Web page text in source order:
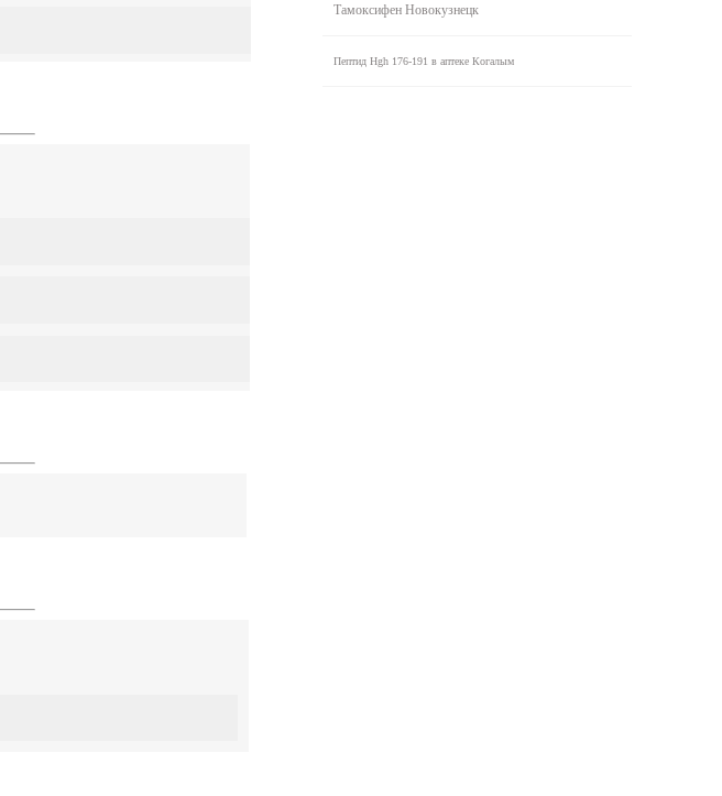
Тамоксифен Новокузнецк
Пептид Hgh 176-191 в аптеке Когалым